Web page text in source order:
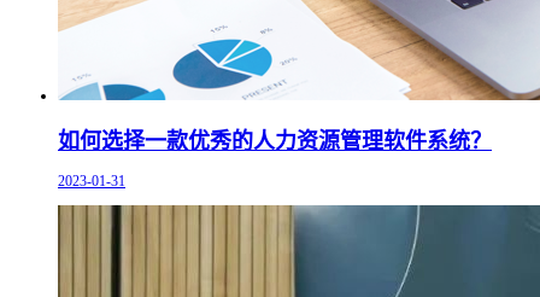
如何选择一款优秀的人力资源管理软件系统？
2023-01-31